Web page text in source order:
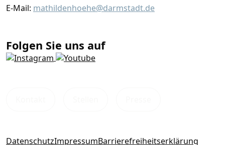
E-Mail: mathildenhoehe@darmstadt.de
Folgen Sie uns auf
DatenschutzImpressumBarrierefreiheitserklärung